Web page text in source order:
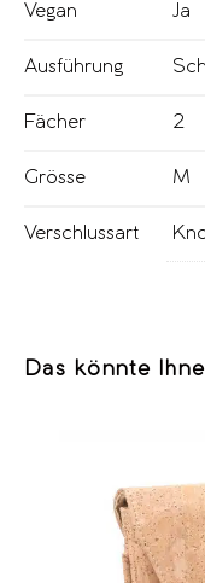
Vegan Ja
Ausführung
Fächer 2
Grösse M
Verschlussart
Das könnte